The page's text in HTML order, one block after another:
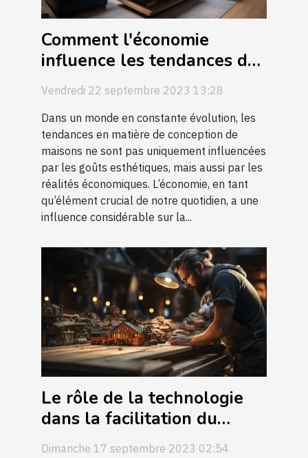
Comment l'économie
influence les tendances de
la conception de maison
Vendredi 22 septembre 2023 13:28
Dans un monde en constante évolution, les
tendances en matière de conception de
maisons ne sont pas uniquement influencées
par les goûts esthétiques, mais aussi par les
réalités économiques. L’économie, en tant
qu’élément crucial de notre quotidien, a une
influence considérable sur la...
Le rôle de la technologie
dans la facilitation du
bricolage à domicile
Dimanche 17 septembre 2023 02:54